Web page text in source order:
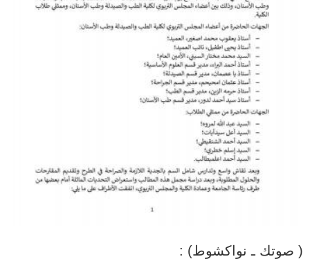
( صوتك ـ نواكشوط) :